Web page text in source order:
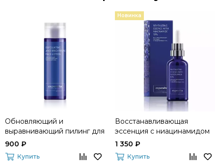
Обновляющий и
выравнивающий пилинг для
лица Experalta Platinum
900 ₽
Купить
Новинка
Восстанавливающая
эссенция с ниацинамидом
10% Experalta Platinum
1 350 ₽
Купить